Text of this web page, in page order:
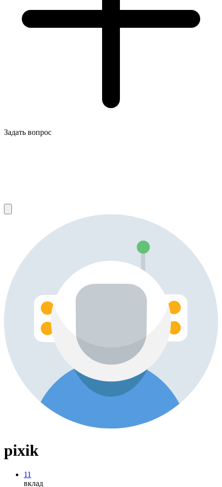
Задать вопрос
pixik
11
вклад